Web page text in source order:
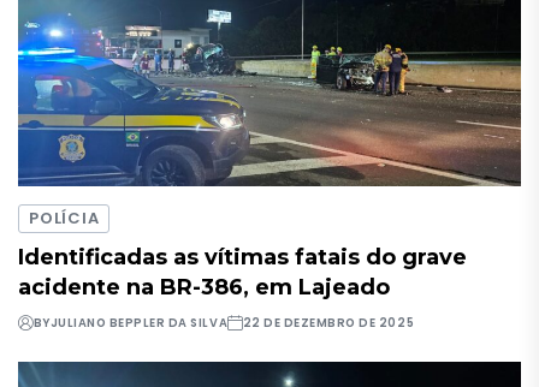
POLÍCIA
Identificadas as vítimas fatais do grave
acidente na BR-386, em Lajeado
BYJULIANO BEPPLER DA SILVA 22 DE DEZEMBRO DE 2025